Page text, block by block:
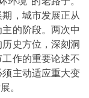
，城市发展正从
的阶段。两次中
史方位，深刻洞
作的重要论述不
主动适应重大变
。